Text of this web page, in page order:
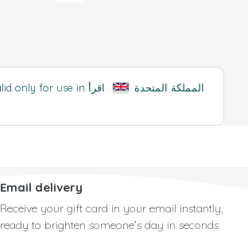
: Valid only for use in المملكة المتحدة
اقرأ
Email delivery
Receive your gift card in your email instantly,
ready to brighten someone's day in seconds